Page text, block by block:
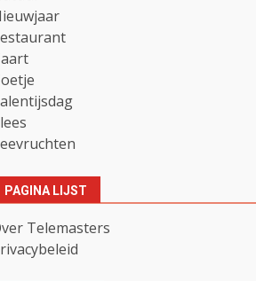
PAGINA LIJST
Telemasters